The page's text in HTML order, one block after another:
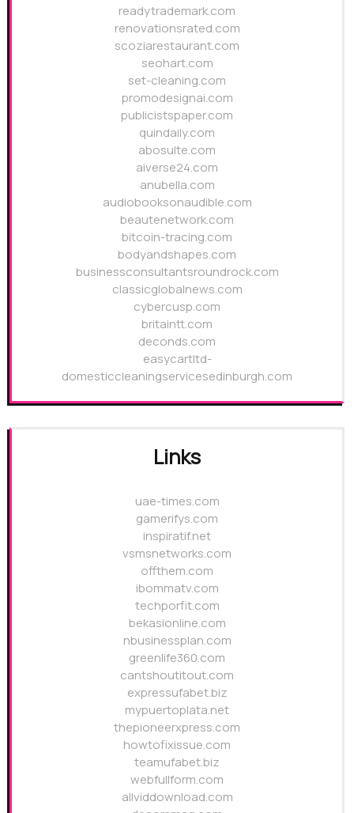
readytrademark.com
renovationsrated.com
scoziarestaurant.com
seohart.com
set-cleaning.com
promodesignai.com
publicistspaper.com
quindaily.com
abosulte.com
aiverse24.com
anubella.com
audiobooksonaudible.com
beautenetwork.com
bitcoin-tracing.com
bodyandshapes.com
businessconsultantsroundrock.com
classicglobalnews.com
cybercusp.com
britaintt.com
deconds.com
easycartltd-
domesticcleaningservicesedinburgh.com
Links
uae-times.com
gamerifys.com
inspiratif.net
vsmsnetworks.com
offthem.com
ibommatv.com
techporfit.com
bekasionline.com
nbusinessplan.com
greenlife360.com
cantshoutitout.com
expressufabet.biz
mypuertoplata.net
thepioneerxpress.com
howtofixissue.com
teamufabet.biz
webfullform.com
allviddownload.com